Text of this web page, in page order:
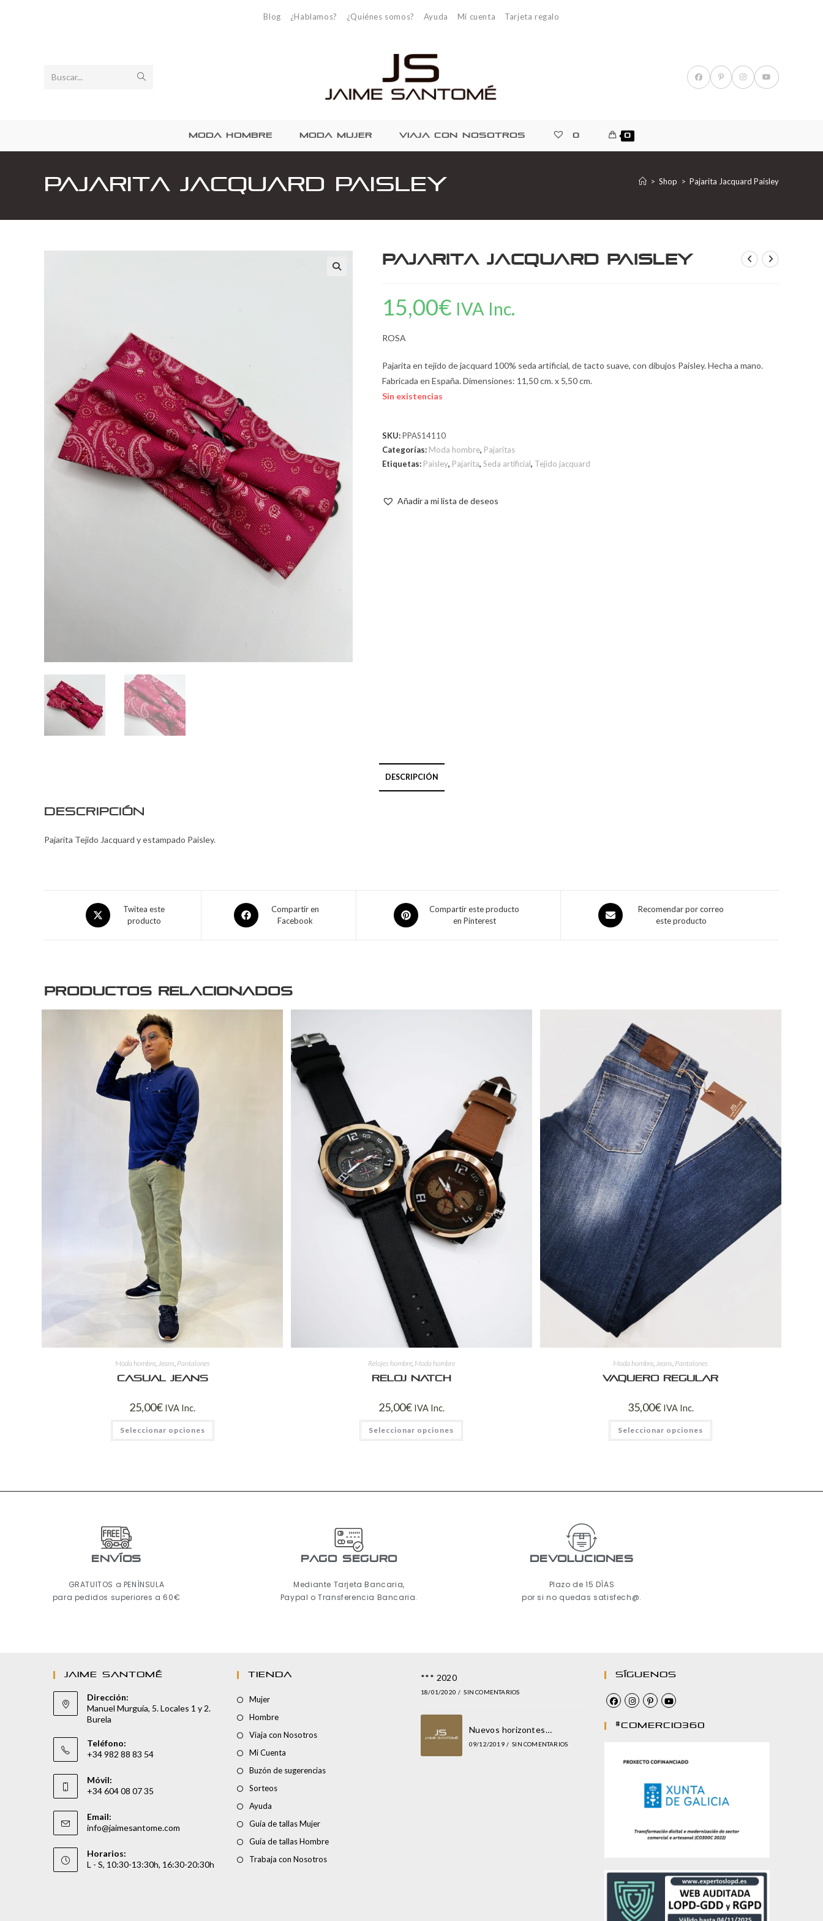
Blog ¿Hablamos? ¿Quiénes somos? Ayuda Mi cuenta Tarjeta regalo
Buscar...
MODA HOMBRE MODA MUJER VIAJA CON NOSOTROS 0 0
Pajarita Jacquard Paisley > Shop > Pajarita Jacquard Paisley
Pajarita Jacquard Paisley
15,00€ IVA Inc.
ROSA
Pajarita en tejido de jacquard 100% seda artificial, de tacto suave, con dibujos Paisley. Hecha a mano.
Fabricada en España. Dimensiones: 11,50 cm. x 5,50 cm.
Sin existencias
SKU:PPAS14110
Categorías: Moda hombre, Pajaritas
Etiquetas: Paisley, Pajarita, Seda artificial, Tejido jacquard
Añadir a mi lista de deseos
DESCRIPCIÓN
Descripción
Pajarita Tejido Jacquard y estampado Paisley.
Twitea este
producto
Compartir en
Facebook
Compartir este producto
en Pinterest
Recomendar por correo
este producto
Productos relacionados
Moda hombre, Jeans Pantalones
Casual jeans
25,00€ IVA Inc.
Seleccionar opciones
Relojes hombre, Moda hombre
Reloj Natch
25,00€ IVA Inc.
Seleccionar opciones
Moda hombre Jeans Pantalones
Vaquero regular
35,00€ IVA Inc.
Seleccionar opciones
ENVÍOS
GRATUITOS a PENÍNSULA
para pedidos superiores a 60€
pago seguro
Mediante Tarjeta Bancaria,
Paypal o Transferencia Bancaria.
Devoluciones
Plazo de 15 DÍAS
por si no quedas satisfech@.
JAIME SANTOMÉ
Dirección:
Manuel Murguía, 5. Locales 1 y 2.
Burela
Teléfono:
+34 982 88 83 54
Móvil:
+34 604 08 07 35
Email:
info@jaimesantome.com
Horarios:
L - S, 10:30-13:30h, 16:30-20:30h
TIENDA
Mujer
Hombre
Viaja con Nosotros
Mi Cuenta
Buzón de sugerencias
Sorteos
Ayuda
Guía de tallas Mujer
Guía de tallas Hombre
Trabaja con Nosotros
*** 2020
18/01/2020 / SIN COMENTARIOS
Nuevos horizontes…
09/12/2019 / SIN COMENTARIOS
Síguenos
#comercio360